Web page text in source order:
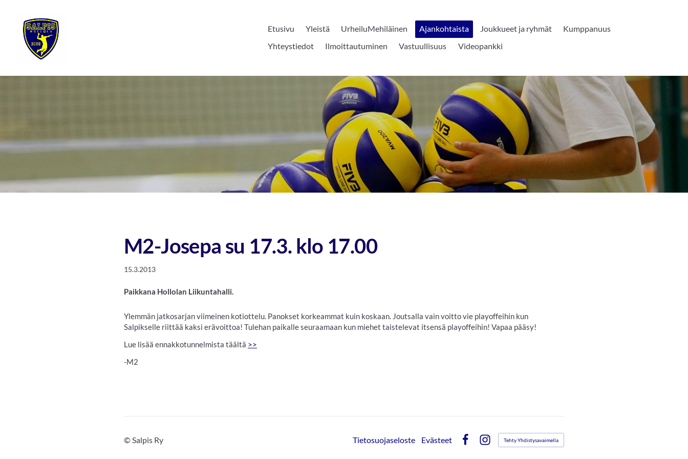
sisältöön
Sivuston etusivulle
Etusivu Yleistä UrheiluMehiläinen Ajankohtaista Joukkueet ja ryhmät
Kumppanuus
Yhteystiedot
Ilmoittautuminen Vastuullisuus Videopankki
M2-Josepa su 17.3. klo 17.00
15.3.2013
Paikkana Hollolan Liikuntahalli.
Ylemmän jatkosarjan viimeinen kotiottelu. Panokset korkeammat kuin koskaan. Joutsalla vain voitto vie playoffeihin kun
Salpikselle riittää kaksi erävoittoa! Tulehan paikalle seuraamaan kun miehet taistelevat itsensä playoffeihin! Vapaa pääsy!
Lue lisää ennakkotunnelmista täältä >>
-M2
© Salpis Ry Tietosuojaseloste
Evästeet
Instagram
Tehty Yhdistysavaimella